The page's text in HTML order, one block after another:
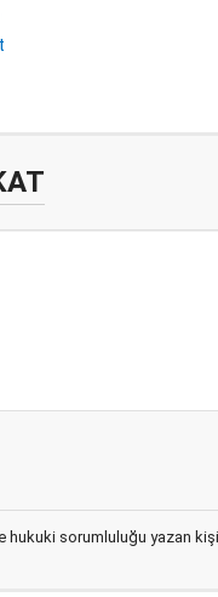
hukuki sorumluluğu yazan